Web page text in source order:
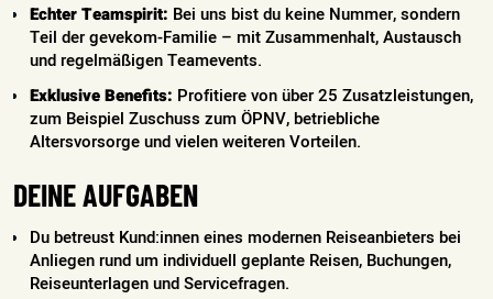
Echter Teamspirit: Bei uns bist du keine Nummer, sondern
Teil der gevekom-Familie – mit Zusammenhalt, Austausch
und regelmäßigen Teamevents.
Exklusive Benefits: Profitiere von über 25 Zusatzleistungen,
zum Beispiel Zuschuss zum ÖPNV, betriebliche
Altersvorsorge und vielen weiteren Vorteilen.
DEINE AUFGABEN
Du betreust Kund:innen eines modernen Reiseanbieters bei
Anliegen rund um individuell geplante Reisen, Buchungen,
Reiseunterlagen und Servicefragen.